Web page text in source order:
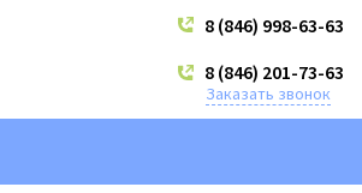
8 (846) 998-63-63
8 (846) 201-73-63
Заказать звонок